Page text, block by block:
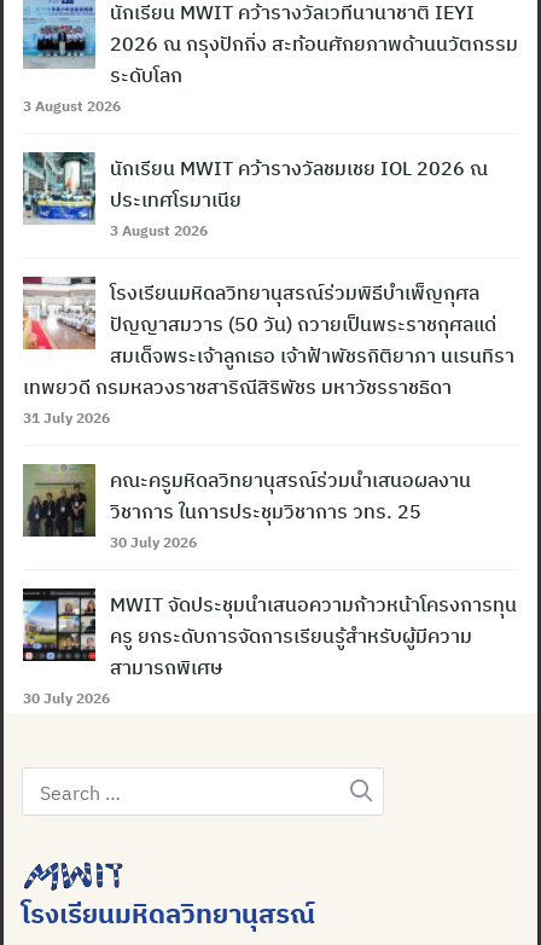
Search
for:
นักเรียน MWIT คว้ารางวัลเวทีนานาชาติ IEYI
2026 ณ กรุงปักกิ่ง สะท้อนศักยภาพด้านนวัตกรรม
ระดับโลก
3 August 2026
นักเรียน MWIT คว้ารางวัลชมเชย IOL 2026 ณ
ประเทศโรมาเนีย
3 August 2026
โรงเรียนมหิดลวิทยานุสรณ์ร่วมพิธีบำเพ็ญกุศล
ปัญญาสมวาร (50 วัน) ถวายเป็นพระราชกุศลแด่
สมเด็จพระเจ้าลูกเธอ เจ้าฟ้าพัชรกิติยาภา นเรนทิรา
เทพยวดี กรมหลวงราชสาริณีสิริพัชร มหาวัชรราชธิดา
31 July 2026
คณะครูมหิดลวิทยานุสรณ์ร่วมนำเสนอผลงาน
วิชาการ ในการประชุมวิชาการ วทร. 25
30 July 2026
MWIT จัดประชุมนำเสนอความก้าวหน้าโครงการทุน
ครู ยกระดับการจัดการเรียนรู้สำหรับผู้มีความ
สามารถพิเศษ
30 July 2026
Search
for:
โรงเรียนมหิดลวิทยานุสรณ์